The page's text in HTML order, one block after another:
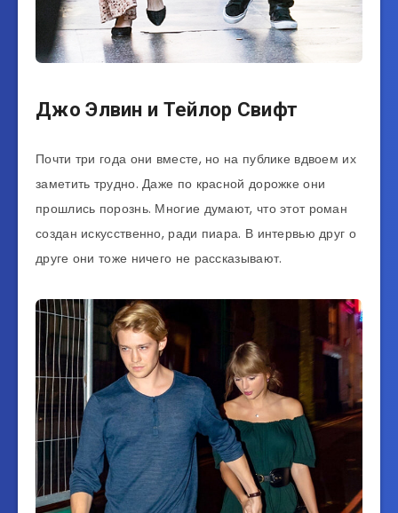
Джо Элвин и Тейлор Свифт
Почти три года они вместе, но на публике вдвоем их
заметить трудно. Даже по красной дорожке они
прошлись порознь. Многие думают, что этот роман
создан искусственно, ради пиара. В интервью друг о
друге они тоже ничего не рассказывают.